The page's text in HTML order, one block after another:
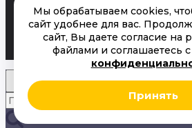
Мы обрабатываем cookies,
сайт удобнее для вас.
сайт, Вы даете согласие на
файлами и соглашаетесь с
Принять
Кабели Android
Кабели iPhone
Сетевые адаптеры
Акции
Искать: Поиск